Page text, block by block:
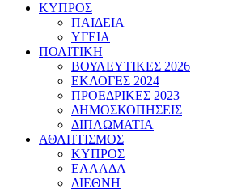
ΚΥΠΡΟΣ
ΠΑΙΔΕΙΑ
ΥΓΕΙΑ
ΠΟΛΙΤΙΚΗ
ΒΟΥΛΕΥΤΙΚΕΣ 2026
ΕΚΛΟΓΕΣ 2024
ΠΡΟΕΔΡΙΚΕΣ 2023
ΔΗΜΟΣΚΟΠΗΣΕΙΣ
ΔΙΠΛΩΜΑΤΙΑ
ΑΘΛΗΤΙΣΜΟΣ
ΚΥΠΡΟΣ
ΕΛΛΑΔΑ
ΔΙΕΘΝΗ